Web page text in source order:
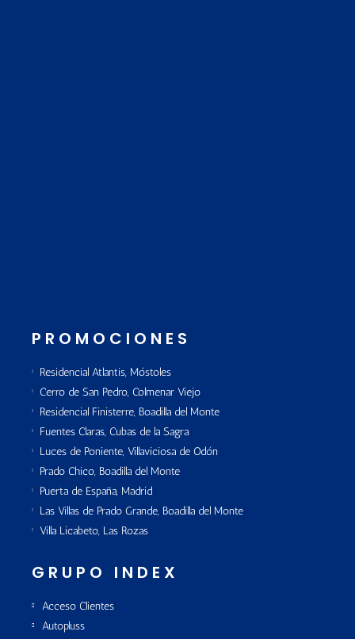
PROMOCIONES
Residencial Atlantis, Móstoles
Cerro de San Pedro, Colmenar Viejo
Residencial Finisterre, Boadilla del Monte
Fuentes Claras, Cubas de la Sagra
Luces de Poniente, Villaviciosa de Odón
Prado Chico, Boadilla del Monte
Puerta de España, Madrid
Las Villas de Prado Grande, Boadilla del Monte
Villa Licabeto, Las Rozas
GRUPO INDEX
Acceso Clientes
Autopluss